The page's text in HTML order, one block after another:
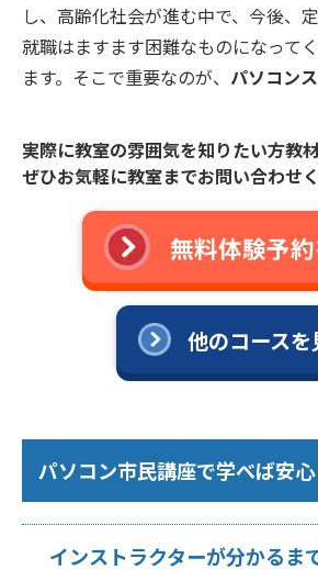
し、高齢化社会が進む中で、今後、
就職はますます困難なものになって
ます。そこで重要なのが、 パソコン
実際に教室の雰囲気を知りたい方教
ぜひお気軽に教室までお問い合わせく
無料体験予
他のコースを
パソコン市民講座で学べば安心
インストラクターが分かるま